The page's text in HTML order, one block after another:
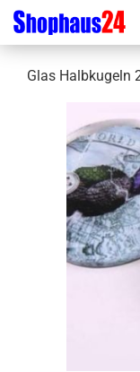
Glas Halbkugeln